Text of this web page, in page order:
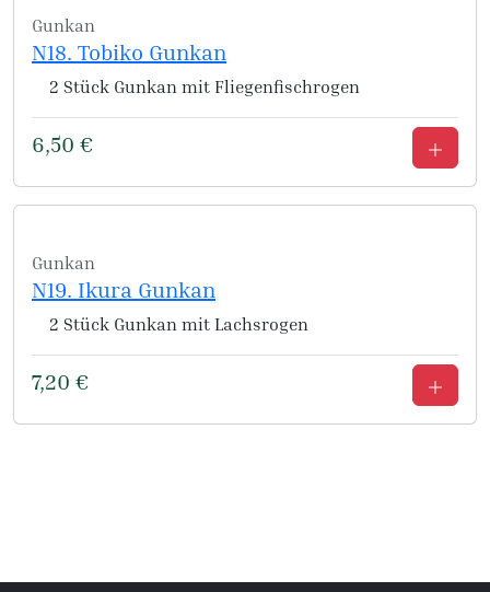
Gunkan
N18. Tobiko Gunkan
2 Stück Gunkan mit Fliegenfischrogen
6,50 €
Gunkan
N19. Ikura Gunkan
2 Stück Gunkan mit Lachsrogen
7,20 €